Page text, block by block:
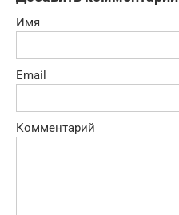
Имя
Email
Комментарий